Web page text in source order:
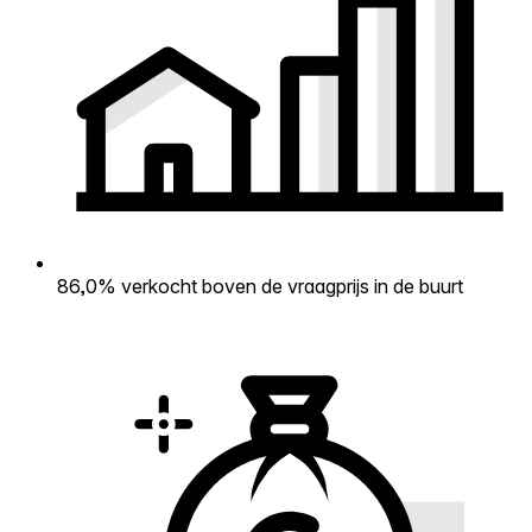
86,0% verkocht boven de vraagprijs in de buurt